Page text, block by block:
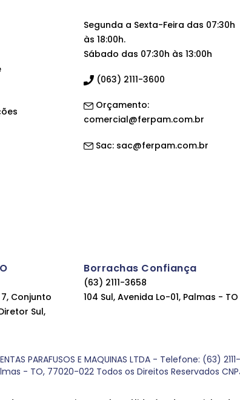
Segunda a Sexta-Feira das 07:30h
às 18:00h.
Sábado das 07:30h às 13:00h
(063) 2111-3600
Orçamento:
comercial@ferpam.com.br
Sac: sac@ferpam.com.br
7, Conjunto
Sul,
Borrachas Confiança
(63) 2111-3658
104 Sul, Avenida Lo-01, Palmas - TO
PARAFUSOS E MAQUINAS LTDA - Telefone:
- TO, 77020-022 Todos os Direitos Reservados